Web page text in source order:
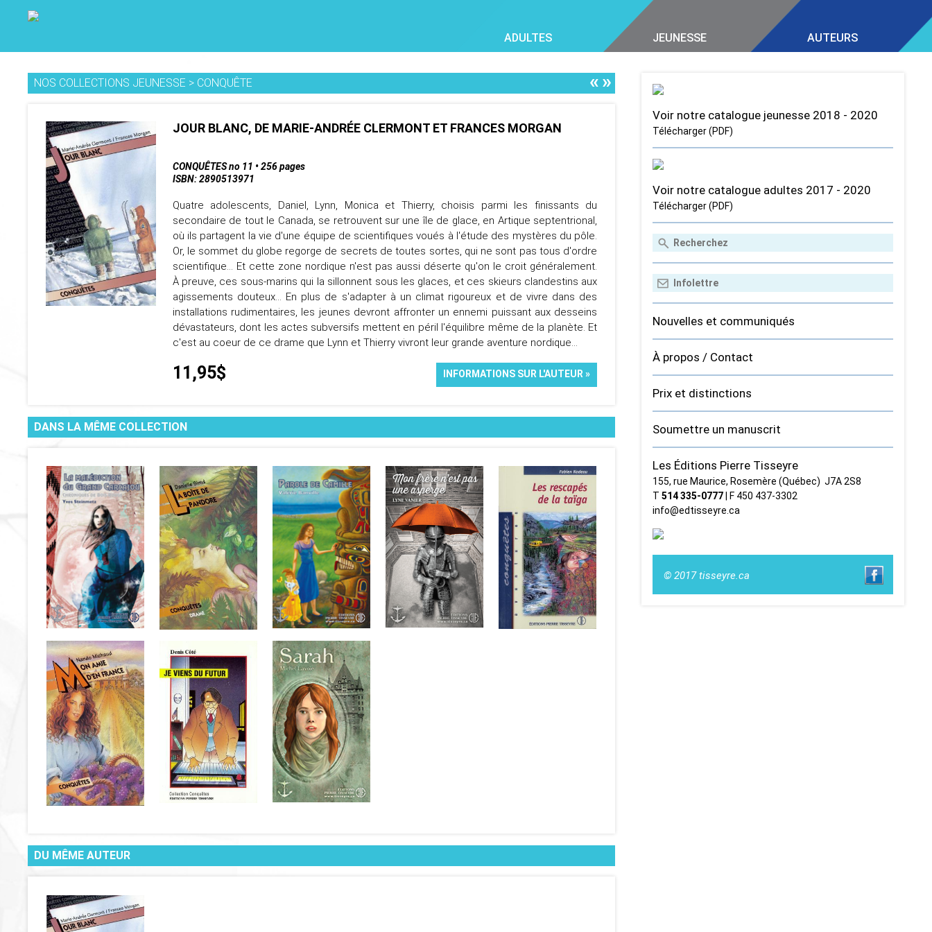
ADULTES JEUNESSE AUTEURS
NOS COLLECTIONS JEUNESSE > CONQUÊTE «»
JOUR BLANC, DE MARIE-ANDRÉE CLERMONT ET FRANCES MORGAN
CONQUÊTES no 11 • 256 pages
ISBN: 2890513971
Quatre adolescents, Daniel, Lynn, Monica et Thierry, choisis parmi les finissants du
secondaire de tout le Canada, se retrouvent sur une île de glace, en Artique septentrional,
où ils partagent la vie d'une équipe de scientifiques voués à l'étude des mystères du pôle.
Or, le sommet du globe regorge de secrets de toutes sortes, qui ne sont pas tous d'ordre
scientifique... Et cette zone nordique n'est pas aussi déserte qu'on le croit généralement.
À preuve, ces sous-marins qui la sillonnent sous les glaces, et ces skieurs clandestins aux
agissements douteux... En plus de s'adapter à un climat rigoureux et de vivre dans des
installations rudimentaires, les jeunes devront affronter un ennemi puissant aux desseins
dévastateurs, dont les actes subversifs mettent en péril l'équilibre même de la planète. Et
c'est au coeur de ce drame que Lynn et Thierry vivront leur grande aventure nordique...
11,95$ INFORMATIONS SUR L'AUTEUR »
DANS LA MÊME COLLECTION
DU MÊME AUTEUR
Voir notre catalogue jeunesse 2018 - 2020
Télécharger (PDF)
Voir notre catalogue adultes 2017 - 2020
Télécharger (PDF)
Nouvelles et communiqués
À propos / Contact
Prix et distinctions
Soumettre un manuscrit
Les Éditions Pierre Tisseyre
155, rue Maurice, Rosemère (Québec) J7A 2S8
T 514 335‑0777| F 450 437‑3302
info@edtisseyre.ca
© 2017 tisseyre.ca